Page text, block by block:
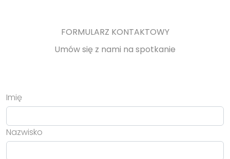
FORMULARZ KONTAKTOWY
Umów się z nami na spotkanie
Imię
Nazwisko